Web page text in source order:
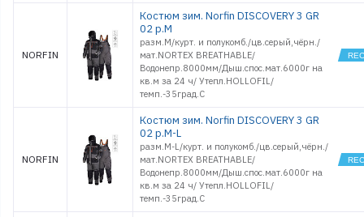
NORFIN
Костюм зим. Norfin DISCOVERY 3 GR
02 р.M
разм.M/курт. и полукомб./цв.серый,чёрн./
мат.NORTEX BREATHABLE/
Водонепр.8000мм/Дыш.спос.мат.6000г на
кв.м за 24 ч/ Утепл.HOLLOFIL/
темп.-35град.С
NORFIN
Костюм зим. Norfin DISCOVERY 3 GR
02 р.M-L
разм.M-L/курт. и полукомб./цв.серый,чёрн./
мат.NORTEX BREATHABLE/
Водонепр.8000мм/Дыш.спос.мат.6000г на
кв.м за 24 ч/ Утепл.HOLLOFIL/
темп.-35град.С